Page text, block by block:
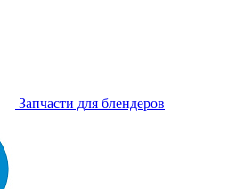
Запчасти для блендеров